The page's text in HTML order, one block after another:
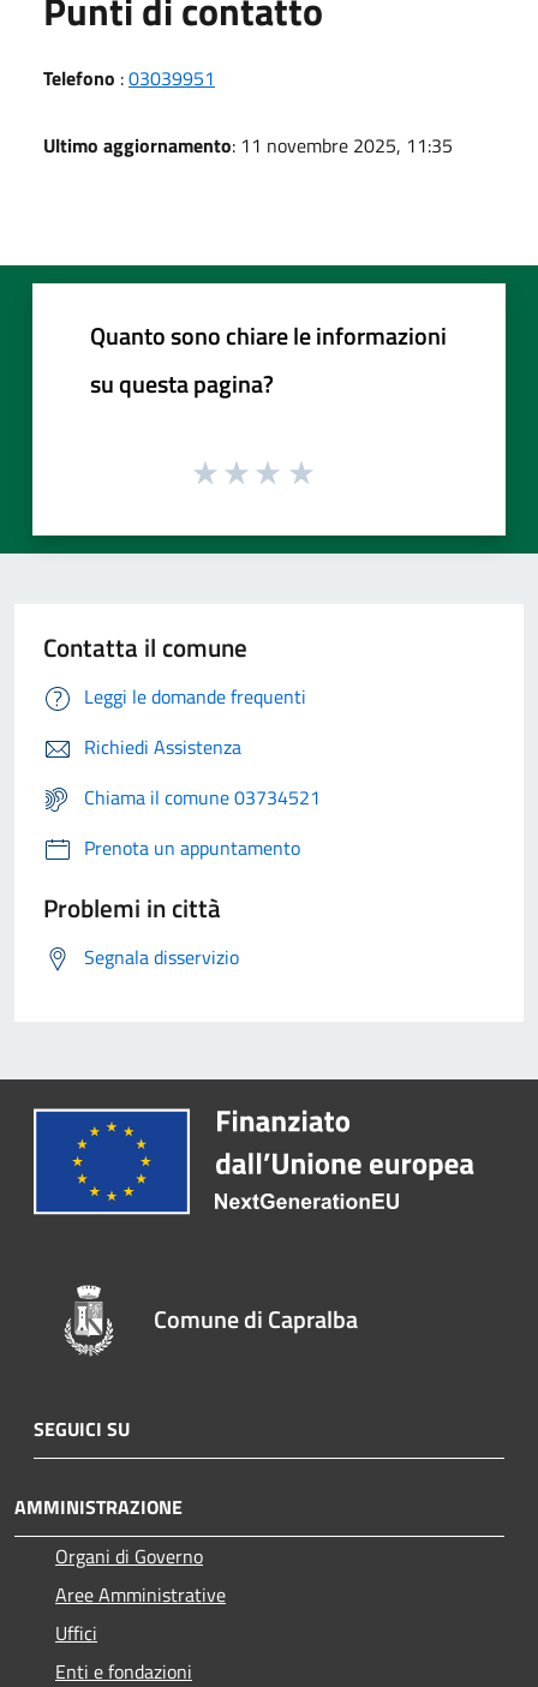
Telefono :03039951
Ultimo aggiornamento: 11 novembre 2025, 11:35
Quanto sono chiare le informazioni
su questa pagina?
Contatta il comune
Leggi le domande frequenti
Richiedi Assistenza
Chiama il comune 03734521
Prenota un appuntamento
Problemi in città
Segnala disservizio
Comune di Capralba
SEGUICI SU
AMMINISTRAZIONE
Organi di Governo
Aree Amministrative
Uffici
Enti e fondazioni